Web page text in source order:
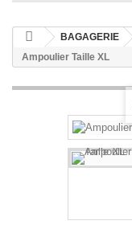
BAGAGERIE
Ampoulier Taille XL